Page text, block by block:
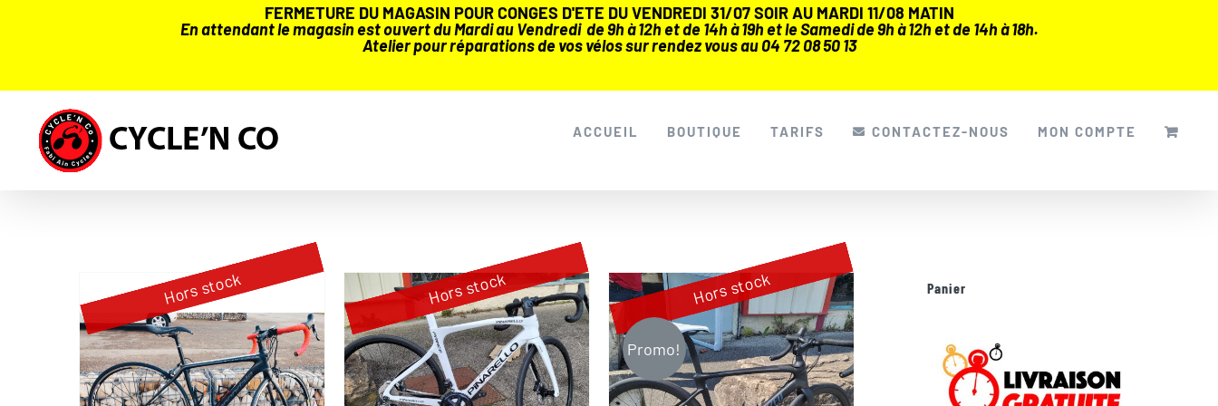
FERMETURE DU MAGASIN POUR CONGES D'ETE DU VENDREDI 31/07 SOIR AU MARDI 11/08 MATIN
En attendant le magasin est ouvert du Mardi au Vendredi de 9h à 12h et de 14h à 19h et le Samedi de 9h à 12h et de 14h à 18h.
Atelier pour réparations de vos vélos sur rendez vous au 04 72 08 50 13
contenu
ACCUEIL BOUTIQUE TARIFS CONTACTEZ-NOUS MON COMPTE
Hors stock Hors stock Hors stock
Promo!
Panier